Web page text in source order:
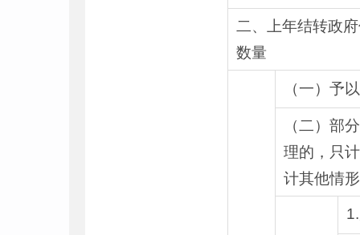
二、上年结转政
数量
（一）予
（二）部
理的，只
计其他情